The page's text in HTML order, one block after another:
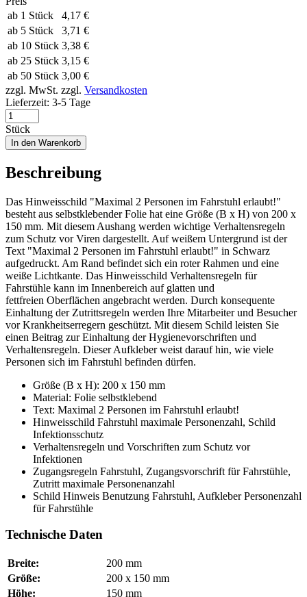
ab 1 Stück
4,17 €
ab 5 Stück
3,71 €
ab 10 Stück 3,38 €
ab 25 Stück 3,15 €
ab 50 Stück 3,00 €
zzgl. MwSt. zzgl. Versandkosten
Lieferzeit: 3-5 Tage
Stück
In den Warenkorb
Beschreibung
Das Hinweisschild "Maximal 2 Personen im Fahrstuhl erlaubt!"
besteht aus selbstklebender Folie hat eine Größe (B x H) von 200 x
150 mm. Mit diesem Aushang werden wichtige Verhaltensregeln
zum Schutz vor Viren dargestellt. Auf weißem Untergrund ist der
Text "Maximal 2 Personen im Fahrstuhl erlaubt!" in Schwarz
aufgedruckt. Am Rand befindet sich ein roter Rahmen und eine
weiße Lichtkante. Das Hinweisschild Verhaltensregeln für
Fahrstühle kann im Innenbereich auf glatten und
fettfreien Oberflächen angebracht werden. Durch konsequente
Einhaltung der Zutrittsregeln werden Ihre Mitarbeiter und Besucher
vor Krankheitserregern geschützt. Mit diesem Schild leisten Sie
einen Beitrag zur Einhaltung der Hygienevorschriften und
Verhaltensregeln. Dieser Aufkleber weist darauf hin, wie viele
Personen sich im Fahrstuhl befinden dürfen.
Größe (B x H): 200 x 150 mm
Material: Folie selbstklebend
Text: Maximal 2 Personen im Fahrstuhl erlaubt!
Hinweisschild Fahrstuhl maximale Personenzahl, Schild
Infektionsschutz
Verhaltensregeln und Vorschriften zum Schutz vor
Infektionen
Zugangsregeln Fahrstuhl, Zugangsvorschrift für Fahrstühle,
Zutritt maximale Personenanzahl
Schild Hinweis Benutzung Fahrstuhl, Aufkleber Personenzahl
für Fahrstühle
Technische Daten
Breite:
200 mm
Größe:
200 x 150 mm
Höhe:
150 mm